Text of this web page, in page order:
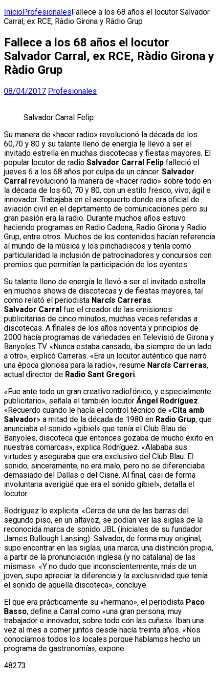
InicioProfesionalesFallece a los 68 años el locutor Salvador
Carral, ex RCE, Ràdio Girona y Ràdio Grup
Fallece a los 68 años el locutor
Salvador Carral, ex RCE, Ràdio Girona y
Ràdio Grup
08/04/2017 Profesionales
Salvador Carral Felip
Su manera de «hacer radio» revolucionó la década de los
60,70 y 80 y su talante lleno de energía le llevó a ser el
invitado estrella en muchas discotecas y fiestas mayores. El
popular locutor de radio Salvador Carral Felip falleció el
jueves 6 a los 68 años por culpa de un cáncer. Salvador
Carral revolucionó la manera de «hacer radio» sobre todo en
la década de los 60, 70 y 80, con un estilo fresco, vivo, ágil e
innovador. Trabajaba en el aeropuerto donde era oficial de
aviación civil en el deprtamento de comunicaciones pero su
gran pasión era la radio. Durante muchos años estuvo
haciendo programas en Radio Cadena, Radio Girona y Radio
Grup, entre otros. Muchos de los contenidos hacían referencia
al mundo de la música y los pinchadiscos y tenía como
particularidad la inclusión de patrocinadores y concursos con
premios que permitían la participación de los oyentes.
Su talante lleno de energía le llevó a ser el invitado estrella
en muchos shows de discotecas y de fiestas mayores, tal
como relató el periodista Narcís Carreras.
Salvador Carral fue el creador de las emisiones
publicitarias de cinco minutos, muchas veces referidas a
discotecas. A finales de los años noventa y principios de
2000 hacía programas de variedades en Televisió de Girona y
Banyoles TV. «Nunca estaba cansado, iba siempre de un lado
a otro», explicó Carreras. «Era un locutor auténtico que narró
una época gloriosa para la radio», resume Narcís Carreras,
actual director de Radio Sant Gregori.
«Fue ante todo un gran creativo radiofónico, y especialmente
publicitario», señala el también locutor Ángel Rodríguez.
«Recuerdo cuando le hacía el control técnico de «Cita amb
Salvador» a mitad de la década de 1980 en Radio Grup, que
anunciaba el sonido «gibiel» que tenía el Club Blau de
Banyoles, discoteca que entonces gozaba de mucho éxito en
nuestras comarcas», explica Rodríguez. «Alababa sus
virtudes y aseguraba que era exclusivo del Club Blau. El
sonido, sinceramente, no era malo, pero no se diferenciaba
demasiado del Dallas o del Cisne. Al final, casi de forma
involuntaria averigüé que era el sonido gibiel», detalla el
locutor.
Rodríguez lo explicita: «Cerca de una de las barras del
segundo piso, en un altavoz, se podían ver las siglas de la
reconocida marca de sonido JBL (iniciales de su fundador
James Bullough Lansing). Salvador, de forma muy original,
supo encontrar en las siglas, una marca, una distinción propia,
a partir de la pronunciación inglesa (y no catalana) de las
mismas». «Y no dudo que inconscientemente, más de un
joven, supo apreciar la diferencia y la exclusividad que tenía
el sonido de aquella discoteca», concluye.
El que era prácticamente su «hermano», el periodista Paco
Basso, define a Carral como «una gran persona, muy
trabajador e innovador, sobre todo con las cuñas». Iban una
vez al mes a comer juntos desde hacía treinta años. «Nos
conocíamos todos los locales porque habíamos hecho un
programa de gastronomía», expone.
48273